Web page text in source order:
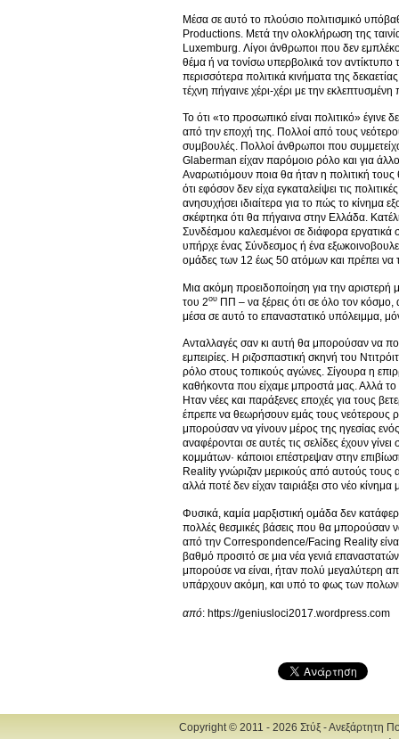
Μέσα σε αυτό το πλούσιο πολιτισμικό
Productions. Μετά την ολοκλήρωση της
Luxemburg. Λίγοι άνθρωποι που δεν
θέμα ή να τονίσω υπερβολικά τον
περισσότερα πολιτικά κινήματα της
τέχνη πήγαινε χέρι-χέρι με την
Το ότι «το προσωπικό είναι πολιτικό»
από την εποχή της. Πολλοί από τους
συμβουλές. Πολλοί άνθρωποι που
Glaberman είχαν παρόμοιο ρόλο και για
Αναρωτιόμουν ποια θα ήταν η πολιτική
ότι εφόσον δεν είχα εγκαταλείψει τις
ανησυχήσει ιδιαίτερα για το πώς το
σκέφτηκα ότι θα πήγαινα στην Ελλάδα.
Συνδέσμου καλεσμένοι σε διάφορα
υπήρχε ένας Σύνδεσμος ή ένα
ομάδες των 12 έως 50 ατόμων και πρέπει να
Μια ακόμη προειδοποίηση για την
του 2ου ΠΠ – να ξέρεις ότι σε όλο τον κόσμο,
μέσα σε αυτό το επαναστατικό υπόλειμμα,
Ανταλλαγές σαν κι αυτή θα μπορούσαν να
εμπειρίες. Η ριζοσπαστική σκηνή του
ρόλο στους τοπικούς αγώνες. Σίγουρα η
καθήκοντα που είχαμε μπροστά μας. Αλλά το
Ηταν νέες και παράξενες εποχές για τους
έπρεπε να θεωρήσουν εμάς τους νεότερους
μπορούσαν να γίνουν μέρος της ηγεσίας
αναφέρονται σε αυτές τις σελίδες έχουν
κομμάτων· κάποιοι επέστρεψαν στην
Reality γνώριζαν μερικούς από αυτούς τους
αλλά ποτέ δεν είχαν ταιριάξει στο νέο
Φυσικά, καμία μαρξιστική ομάδα δεν
πολλές θεσμικές βάσεις που θα μπορούσαν
από την Correspondence/Facing Reality
βαθμό προσιτό σε μια νέα γενιά
μπορούσε να είναι, ήταν πολύ μεγαλύτερη
υπάρχουν ακόμη, και υπό το φως των
από: https://geniusloci2017.wordpress.com
Copyright © 2011 - 2026 Στύξ - Ανεξάρτητη